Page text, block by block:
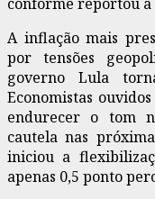
A inflação mais
por tensões
governo Lula
Economistas
endurecer o tom
cautela nas
iniciou a
apenas 0,5 ponto